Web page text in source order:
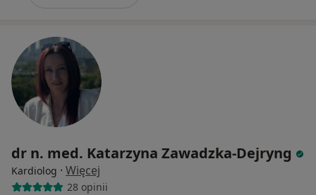
dr n. med. Katarzyna Zawadzka-Dejryng
Kardiolog · Więcej
28 opinii